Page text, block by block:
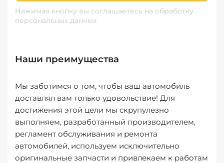
Нажимая кнопку вы соглашаетесь на обработку
персональных данных
Наши преимущества
Мы заботимся о том, чтобы ваш автомобиль
доставлял вам только удовольствие! Для
достижения этой цели мы скрупулезно
выполняем, разработанный производителем,
регламент обслуживания и ремонта
автомобилей, используем исключительно
оригинальные запчасти и привлекаем к работам